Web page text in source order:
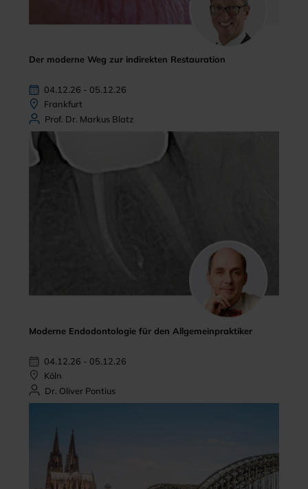
Der moderne Weg zur indirekten Restauration
04.12.26 - 05.12.26
Frankfurt
Prof. Dr. Markus Blatz
Moderne Endodontologie für den Allgemeinpraktiker
04.12.26 - 05.12.26
Köln
Dr. Oliver Pontius